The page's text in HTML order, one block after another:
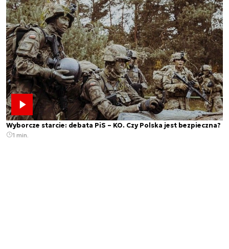
Wyborcze starcie: debata PiS – KO. Czy Polska jest bezpieczna?
1 min.